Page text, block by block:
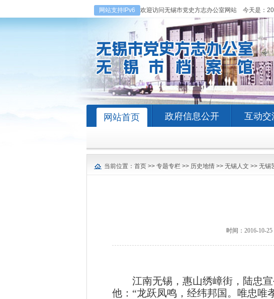
网站支持IPv6 欢迎访问无锡市党史方志办公室网站 今天是：
网站首页 政府信息公开 互动交
当前位置： 首页 >> 专题专栏 >> 历史地情 >> 无锡人文 >> 无锡
时间： 2016-10-25
江南无锡，惠山绣嶂街，陆忠宣
他：“龙跃凤鸣，经纬邦国。唯忠唯